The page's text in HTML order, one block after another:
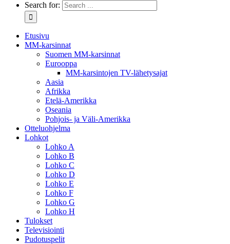
Search for:
Etusivu
MM-karsinnat
Suomen MM-karsinnat
Eurooppa
MM-karsintojen TV-lähetysajat
Aasia
Afrikka
Etelä-Amerikka
Oseania
Pohjois- ja Väli-Amerikka
Otteluohjelma
Lohkot
Lohko A
Lohko B
Lohko C
Lohko D
Lohko E
Lohko F
Lohko G
Lohko H
Tulokset
Televisiointi
Pudotuspelit